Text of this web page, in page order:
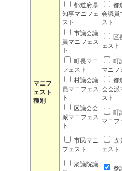
マニフ
ェスト
種別
都道府県
知事マニフェ
スト
都
会議員
スト
市議会議
員マニフェス
ト
区
ェスト
町長マニ
フェスト
町
マニフ
村議会議
員マニフェス
ト
都
会会派
スト
区議会会
派マニフェス
ト
町
マニフ
市民マニ
フェスト
政
ェスト
衆議院議
参